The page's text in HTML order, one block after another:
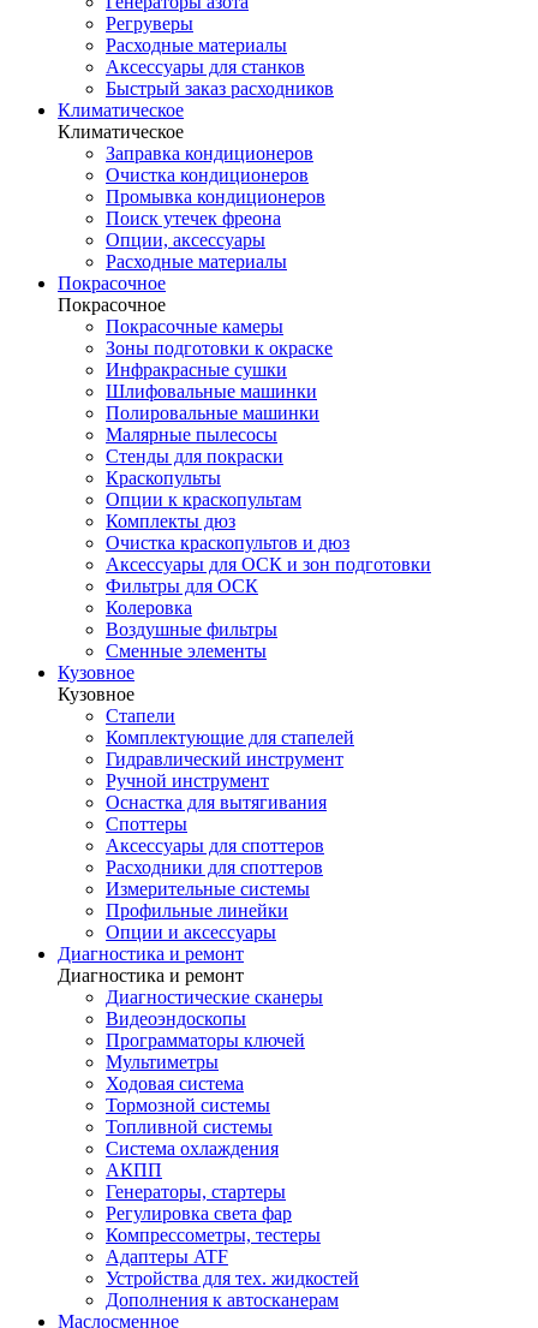
Регруверы
Расходные материалы
Аксессуары для станков
Быстрый заказ расходников
Климатическое
Климатическое
Заправка кондиционеров
Очистка кондиционеров
Промывка кондиционеров
Поиск утечек фреона
Опции, аксессуары
Расходные материалы
Покрасочное
Покрасочное
Покрасочные камеры
Зоны подготовки к окраске
Инфракрасные сушки
Шлифовальные машинки
Полировальные машинки
Малярные пылесосы
Стенды для покраски
Краскопульты
Опции к краскопультам
Комплекты дюз
Очистка краскопультов и дюз
Аксессуары для ОСК и зон подготовки
Фильтры для ОСК
Колеровка
Воздушные фильтры
Сменные элементы
Кузовное
Кузовное
Стапели
Комплектующие для стапелей
Гидравлический инструмент
Ручной инструмент
Оснастка для вытягивания
Споттеры
Аксессуары для споттеров
Расходники для споттеров
Измерительные системы
Профильные линейки
Опции и аксессуары
Диагностика и ремонт
Диагностика и ремонт
Диагностические сканеры
Видеоэндоскопы
Программаторы ключей
Мультиметры
Ходовая система
Тормозной системы
Топливной системы
Система охлаждения
АКПП
Генераторы, стартеры
Регулировка света фар
Компрессометры, тестеры
Адаптеры ATF
Устройства для тех. жидкостей
Дополнения к автосканерам
Маслосменное